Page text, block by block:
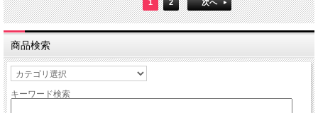
1 2 次へ
商品検索
キーワード検索